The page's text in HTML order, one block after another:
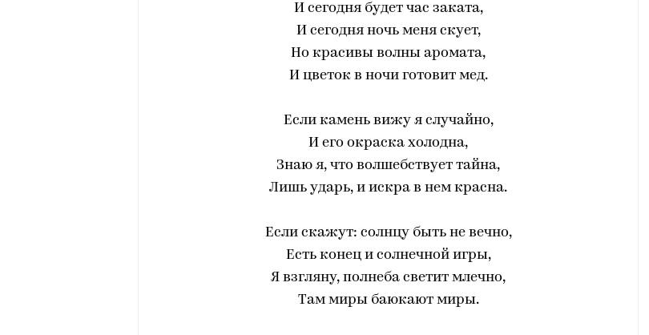
И сегодня будет час заката,
И сегодня ночь меня скует,
Но красивы волны аромата,
И цветок в ночи готовит мед.
Если камень вижу я случайно,
И его окраска холодна,
Знаю я, что волшебствует тайна,
Лишь ударь, и искра в нем красна.
Если скажут: солнцу быть не вечно,
Есть конец и солнечной игры,
Я взгляну, полнеба светит млечно,
Там миры баюкают миры.